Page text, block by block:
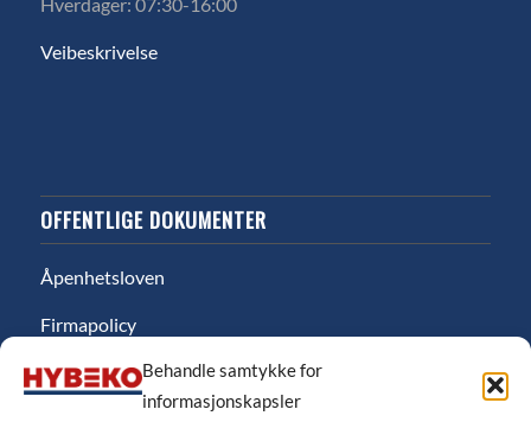
Behandle samtykke for
informasjonskapsler
Veibeskrivelse
OFFENTLIGE DOKUMENTER
Åpenhetsloven
Firmapolicy
Miljø